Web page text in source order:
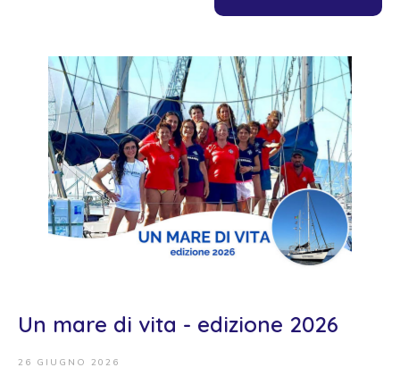
Un mare di vita - edizione 2026
26 GIUGNO 2026